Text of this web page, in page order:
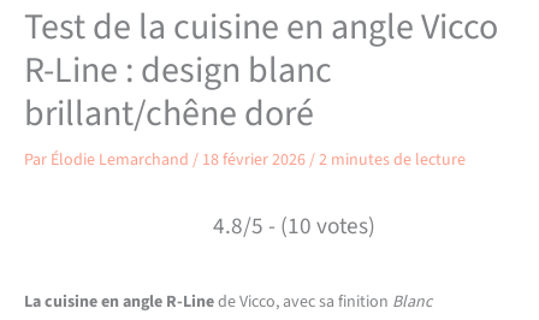
Test de la cuisine en angle Vicco
R-Line : design blanc
brillant/chêne doré
Par Élodie Lemarchand / 18 février 2026/2 minutes de lecture
4.8/5 - (10 votes)
La cuisine en angle R-Linede Vicco, avec sa finition Blanc